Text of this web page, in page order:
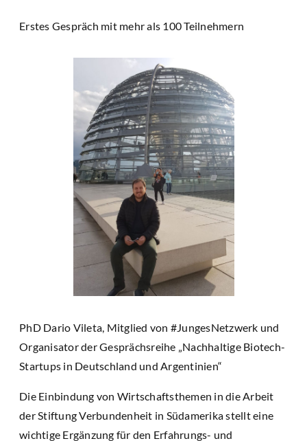
Erstes Gespräch mit mehr als 100 Teilnehmern
PhD Dario Vileta, Mitglied von #JungesNetzwerk und
Organisator der Gesprächsreihe „Nachhaltige Biotech-
Startups in Deutschland und Argentinien“
Die Einbindung von Wirtschaftsthemen in die Arbeit
der Stiftung Verbundenheit in Südamerika stellt eine
wichtige Ergänzung für den Erfahrungs- und